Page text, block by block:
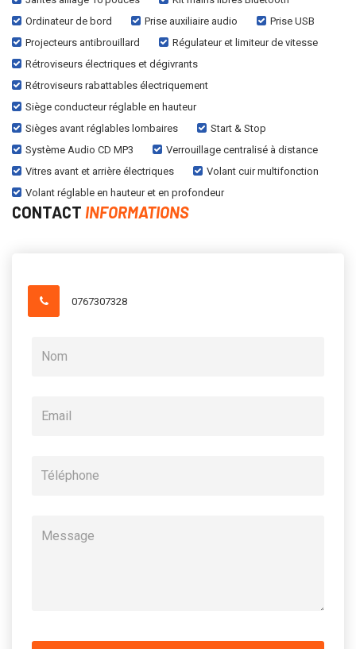
Ordinateur de bord
Prise auxiliaire audio
Prise USB
Projecteurs antibrouillard
Régulateur et limiteur de vitesse
Rétroviseurs électriques et dégivrants
Rétroviseurs rabattables électriquement
Siège conducteur réglable en hauteur
Sièges avant réglables lombaires
Start & Stop
Système Audio CD MP3
Verrouillage centralisé à distance
Vitres avant et arrière électriques
Volant cuir multifonction
Volant réglable en hauteur et en profondeur
CONTACT INFORMATIONS
0767307328